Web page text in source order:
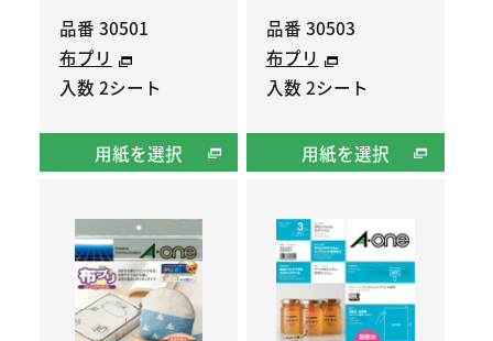
品番 30501
布プリ
入数 2シート
用紙を選択
品番 30503
布プリ
入数 2シート
用紙を選択